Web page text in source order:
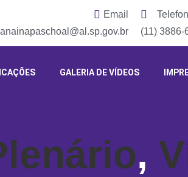
Email
(11) 3886-
GALERIA DE VÍDEOS
,